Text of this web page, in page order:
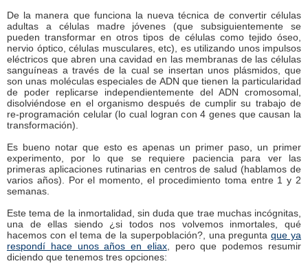
De la manera que funciona la nueva técnica de convertir células
adultas a células madre jóvenes (que subsiguientemente se
pueden transformar en otros tipos de células como tejido óseo,
nervio óptico, células musculares, etc), es utilizando unos impulsos
eléctricos que abren una cavidad en las membranas de las células
sanguíneas a través de la cual se insertan unos plásmidos, que
son unas moléculas especiales de ADN que tienen la particularidad
de poder replicarse independientemente del ADN cromosomal,
disolviéndose en el organismo después de cumplir su trabajo de
re-programación celular (lo cual logran con 4 genes que causan la
transformación).
Es bueno notar que esto es apenas un primer paso, un primer
experimento, por lo que se requiere paciencia para ver las
primeras aplicaciones rutinarias en centros de salud (hablamos de
varios años). Por el momento, el procedimiento toma entre 1 y 2
semanas.
Este tema de la inmortalidad, sin duda que trae muchas incógnitas,
una de ellas siendo ¿si todos nos volvemos inmortales, qué
hacemos con el tema de la superpoblación?, una preguntaque ya
respondí hace unos años en eliax, pero que podemos resumir
diciendo que tenemos tres opciones: